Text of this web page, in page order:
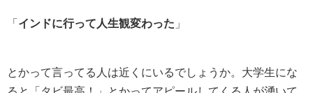
「 インドに行って人生観変わった 」
とかって言ってる人は近くにいるでしょうか。大学生にな